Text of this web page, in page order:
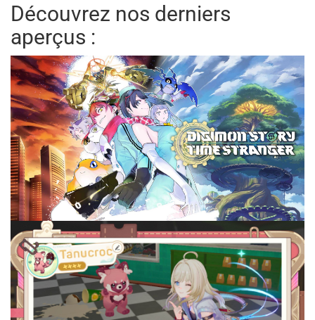
Découvrez nos derniers
aperçus :